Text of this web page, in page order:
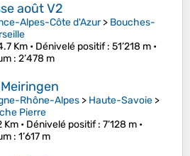
août V2
Alpes-Côte d'Azur> Bouches-
Km • Dénivelé positif: 51’218 m •
: 2’478 m
Rhône-Alpes > Haute-Savoie >
Pierre
Km • Dénivelé positif: 7’128 m •
: 1’617 m